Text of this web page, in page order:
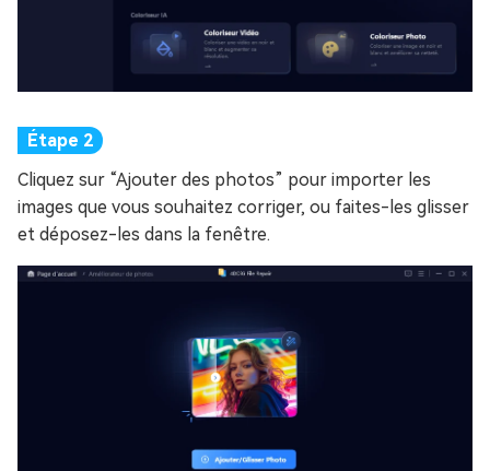
Cliquez sur “Ajouter des photos” pour importer les
images que vous souhaitez corriger, ou faites-les glisser
et déposez-les dans la fenêtre.